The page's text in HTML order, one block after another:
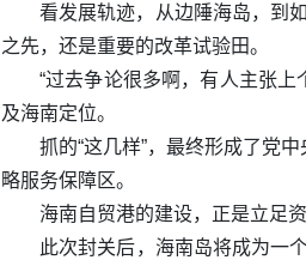
看发展轨迹，从边陲海岛，到
之先，还是重要的改革试验田。
“过去争论很多啊，有人主张
及海南定位。
抓的“这几样”，最终形成了党
略服务保障区。
海南自贸港的建设，正是立足
此次封关后，海南岛将成为一